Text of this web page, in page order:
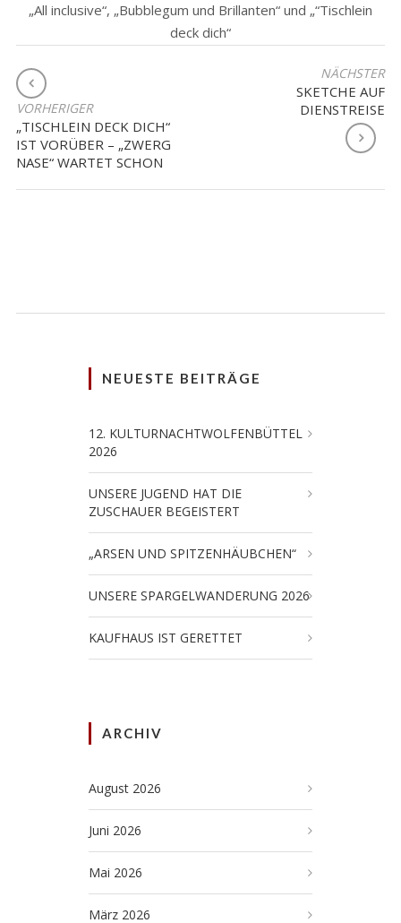
„All inclusive“, „Bubblegum und Brillanten“ und „“Tischlein
deck dich“
BEITRAGSNAVIGATION
VORHERIGER
„TISCHLEIN DECK DICH“
IST VORÜBER – „ZWERG
NASE“ WARTET SCHON
NÄCHSTER
SKETCHE AUF
DIENSTREISE
NEUESTE BEITRÄGE
12. KULTURNACHTWOLFENBÜTTEL
2026
UNSERE JUGEND HAT DIE
ZUSCHAUER BEGEISTERT
„ARSEN UND SPITZENHÄUBCHEN“
UNSERE SPARGELWANDERUNG 2026
KAUFHAUS IST GERETTET
ARCHIV
August 2026
Juni 2026
Mai 2026
März 2026